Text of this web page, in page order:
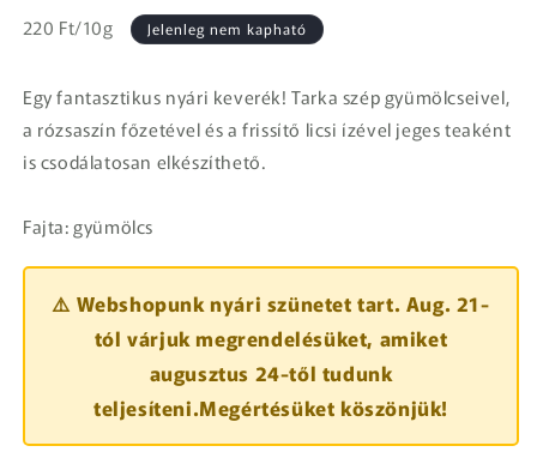
párbeszédpanelen
Normál
Egységár
220 Ft/10g Jelenleg nem kapható
Egy fantasztikus nyári keverék! Tarka szép gyümölcseivel,
a rózsaszín főzetével és a frissítő licsi ízével jeges teaként
is csodálatosan elkészíthető.
Fajta: gyümölcs
⚠️ Webshopunk nyári szünetet tart. Aug. 21-
tól várjuk megrendelésüket, amiket
augusztus 24-től tudunk
teljesíteni.Megértésüket köszönjük!